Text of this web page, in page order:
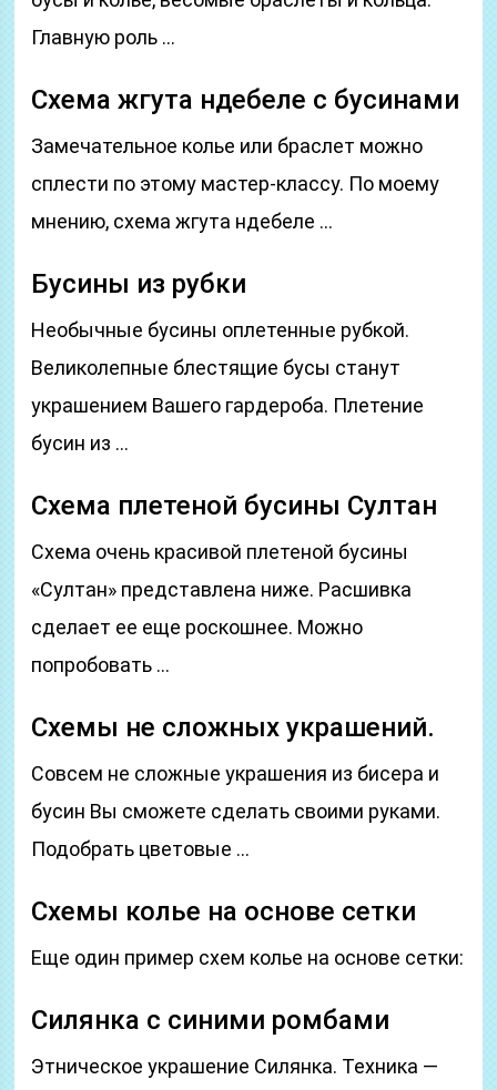
Главную роль …
Схема жгута ндебеле с бусинами
Замечательное колье или браслет можно
сплести по этому мастер-классу. По моему
мнению, схема жгута ндебеле …
Бусины из рубки
Необычные бусины оплетенные рубкой.
Великолепные блестящие бусы станут
украшением Вашего гардероба. Плетение
бусин из …
Схема плетеной бусины Султан
Схема очень красивой плетеной бусины
«Султан» представлена ниже. Расшивка
сделает ее еще роскошнее. Можно
попробовать …
Схемы не сложных украшений.
Совсем не сложные украшения из бисера и
бусин Вы сможете сделать своими руками.
Подобрать цветовые …
Схемы колье на основе сетки
Еще один пример схем колье на основе сетки:
Силянка с синими ромбами
Этническое украшение Силянка. Техника —